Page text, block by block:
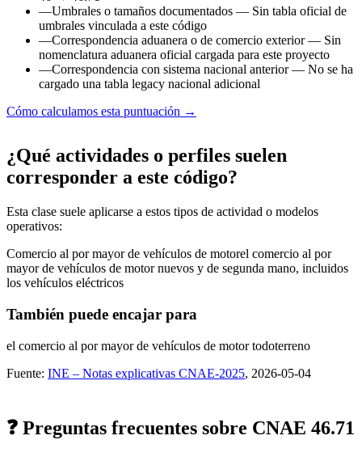
—Umbrales o tamaños documentados — Sin tabla oficial de
umbrales vinculada a este código
—Correspondencia aduanera o de comercio exterior— Sin
nomenclatura aduanera oficial cargada para este proyecto
—Correspondencia con sistema nacional anterior— No se ha
cargado una tabla legacy nacional adicional
Cómo calculamos esta puntuación →
¿Qué actividades o perfiles suelen
corresponder a este código?
Esta clase suele aplicarse a estos tipos de actividad o modelos
operativos:
Comercio al por mayor de vehículos de motorel comercio al por
mayor de vehículos de motor nuevos y de segunda mano, incluidos
los vehículos eléctricos
También puede encajar para
el comercio al por mayor de vehículos de motor todoterreno
Fuente: INE – Notas explicativas CNAE-2025, 2026-05-04
❓ Preguntas frecuentes sobre CNAE 46.71